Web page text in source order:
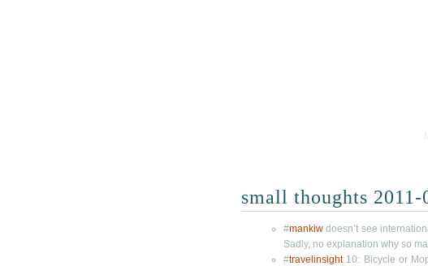
small thoughts
#mankiw doesn’t see
Sadly, no explanation why so
#travelinsight10: Bicycle or